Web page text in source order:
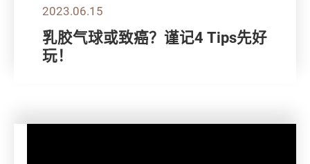
2023.06.15
乳胶气球或致癌？谨记4 Tips先好
玩！